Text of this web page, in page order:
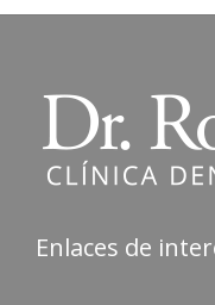
Enlaces de